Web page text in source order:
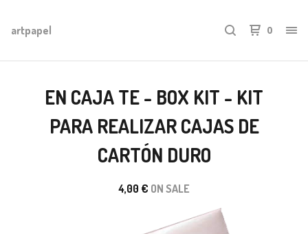
artpapel 0
EN CAJA TE - BOX KIT - KIT
PARA REALIZAR CAJAS DE
CARTÓN DURO
4,00 € ON SALE